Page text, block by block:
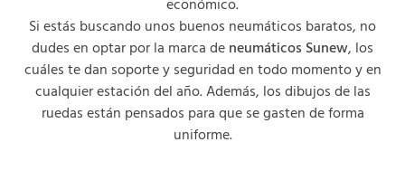
económico.
Si estás buscando unos buenos neumáticos baratos, no
dudes en optar por la marca deneumáticos Sunew, los
cuáles te dan soporte y seguridad en todo momento y en
cualquier estación del año. Además, los dibujos de las
ruedas están pensados para que se gasten de forma
uniforme.